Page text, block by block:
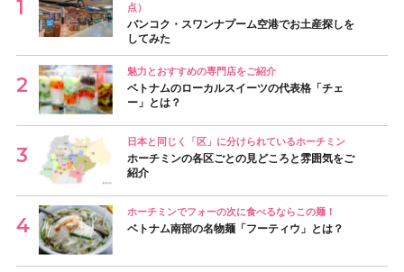
点）
バンコク・スワンナプーム空港でお土産探しを
してみた
魅力とおすすめの専門店をご紹介
ベトナムのローカルスイーツの代表格「チェ
ー」とは？
日本と同じく「区」に分けられているホーチミン
ホーチミンの各区ごとの見どころと雰囲気をご
紹介
ホーチミンでフォーの次に食べるならこの麺！
ベトナム南部の名物麺「フーティウ」とは？